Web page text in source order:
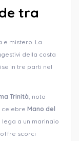
tra
e mistero. La
della costa
in tre parti nel
Trinità , noto
celebre Mano del
a un marinaio
offre scorci